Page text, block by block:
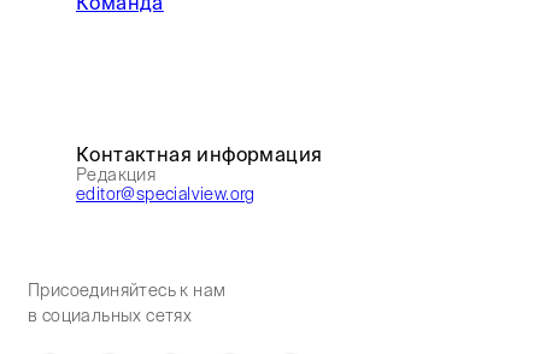
Контактная информация
Редакция
editor@specialview.org
Присоединяйтесь к нам
в социальных сетях